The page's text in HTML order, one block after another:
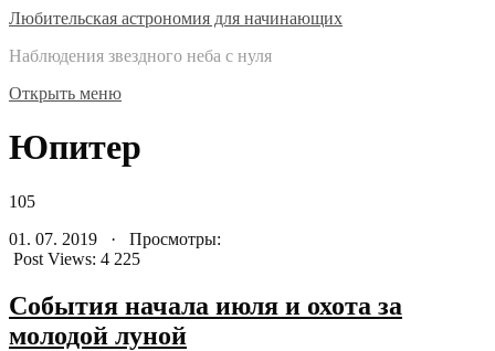
Любительская астрономия для начинающих
Наблюдения звездного неба с нуля
Открыть меню
Юпитер
105
01. 07. 2019 · Просмотры:
Post Views: 4 225
События начала июля и охота за
молодой луной